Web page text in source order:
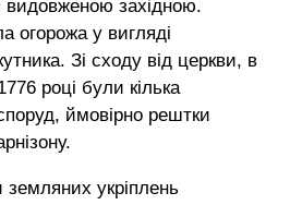
видовженою західною.
огорожа у вигляді
Зі сходу від церкви, в
році були кілька
ймовірно рештки
земляних укріплень